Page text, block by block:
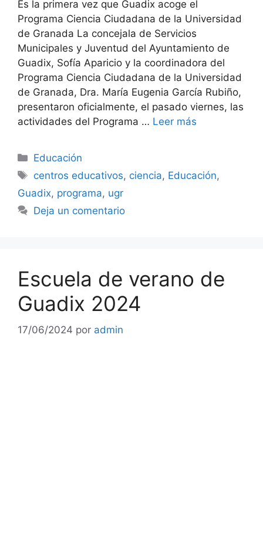
Es la primera vez que Guadix acoge el
Programa Ciencia Ciudadana de la Universidad
de Granada La concejala de Servicios
Municipales y Juventud del Ayuntamiento de
Guadix, Sofía Aparicio y la coordinadora del
Programa Ciencia Ciudadana de la Universidad
de Granada, Dra. María Eugenia García Rubiño,
presentaron oficialmente, el pasado viernes, las
actividades del Programa … Leer más
Categorías
Educación
Etiquetas
centros educativos, ciencia, Educación,
Guadix, programa, ugr
Deja un comentario
Escuela de verano de
Guadix 2024
17/06/2024 por admin